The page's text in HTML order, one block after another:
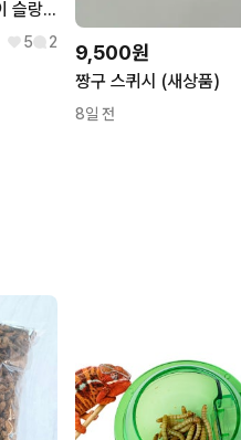
휘핑크림 크런치 말랑이 슬랑이 쫀득 스트레스볼 스퀴시
5 2 9,500원
짱구 스퀴시 (새상품)
8일 전